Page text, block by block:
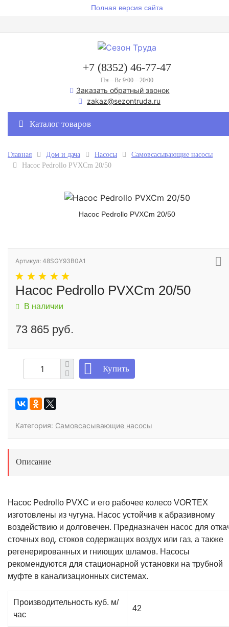
Полная версия сайта
+7 (8352) 46-77-47
Пн—Вс 9:00—20:00
Заказать обратный звонок
zakaz@sezontruda.ru
Каталог товаров
Главная Дом и дача Насосы
Самовсасывающие насосы
Насос Pedrollo PVXCm 20/50
Насос Pedrollo PVXCm 20/50
Артикул: 48SGY93B0A1
Насос Pedrollo PVXCm 20/50
В наличии
73 865 руб.
Купить
Категория: Самовсасывающие насосы
Описание
Насос Pedrollo PVXC и его рабочее колесо VORTEX
изготовлены из чугуна. Насос устойчив к абразивному
воздействию и долговечен. Предназначен насос для
сточных вод, стоков содержащих воздух или газ, а также
регенерированных и гниющих шламов. Насосы
рекомендуются для стационарной установки на трубной
муфте в канализационных системах.
Производительность куб. м/
час
42